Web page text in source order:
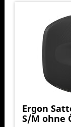
Ergon
S/M ohne